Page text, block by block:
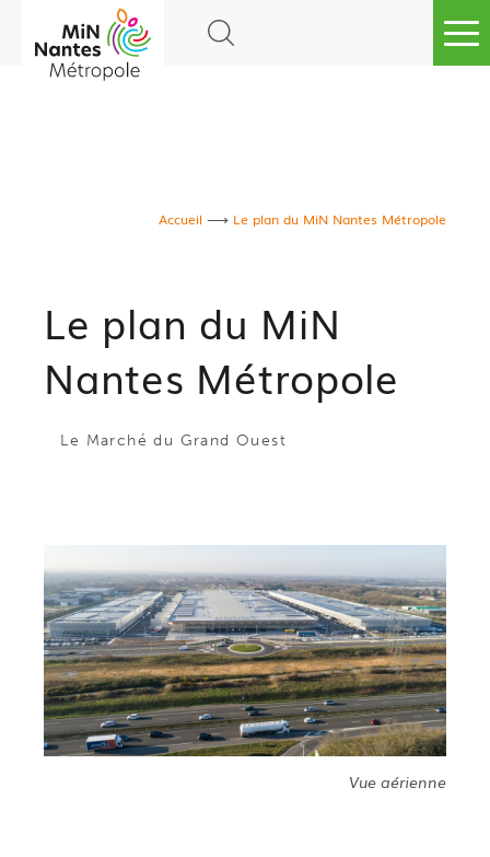
Go to
main
Accueil Le plan du MiN Nantes Métropole
Le plan du MiN
Nantes Métropole
Le Marché du Grand Ouest
Vue aérienne